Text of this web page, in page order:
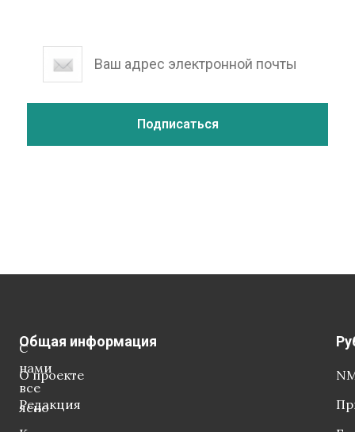
С
нами
все
ясно
Общая информация
О проекте
Редакция